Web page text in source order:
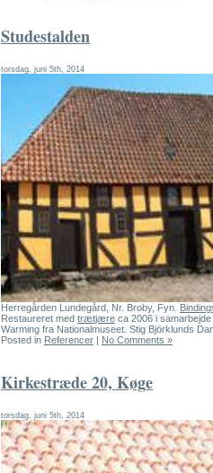
Studestalden
torsdag, juni 5th, 2014
Herregården Lundegård, Nr. Broby, Fyn.
Restaureret med trætjære ca 2006 i
Warming fra Nationalmuseet. Stig Björklunds
Posted in Referencer | No Comments »
Kirkestræde 20, Køge
torsdag, juni 5th, 2014